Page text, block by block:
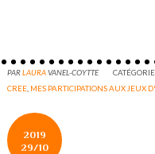
PARLAURAVANEL-COYTTE
CREE MES PARTICIPATIONS AUX JEUX
2019
29/10